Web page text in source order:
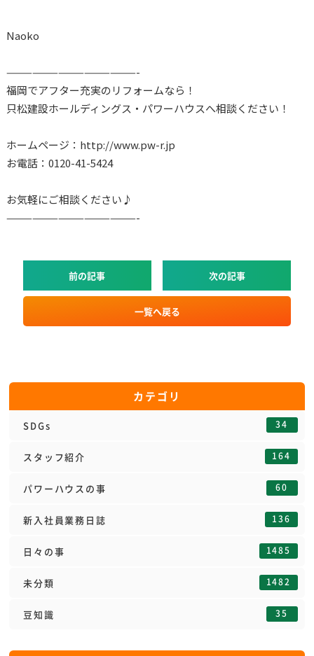
Naoko
———————————————-
福岡でアフター充実のリフォームなら！
只松建設ホールディングス・パワーハウスへ相談ください！
ホームページ：http://www.pw-r.jp
お電話：0120-41-5424
お気軽にご相談ください♪
———————————————-
前の記事 次の記事
一覧へ戻る
カテゴリ
SDGs 34
スタッフ紹介 164
パワーハウスの事 60
新入社員業務日誌 136
日々の事 1485
未分類 1482
豆知識 35